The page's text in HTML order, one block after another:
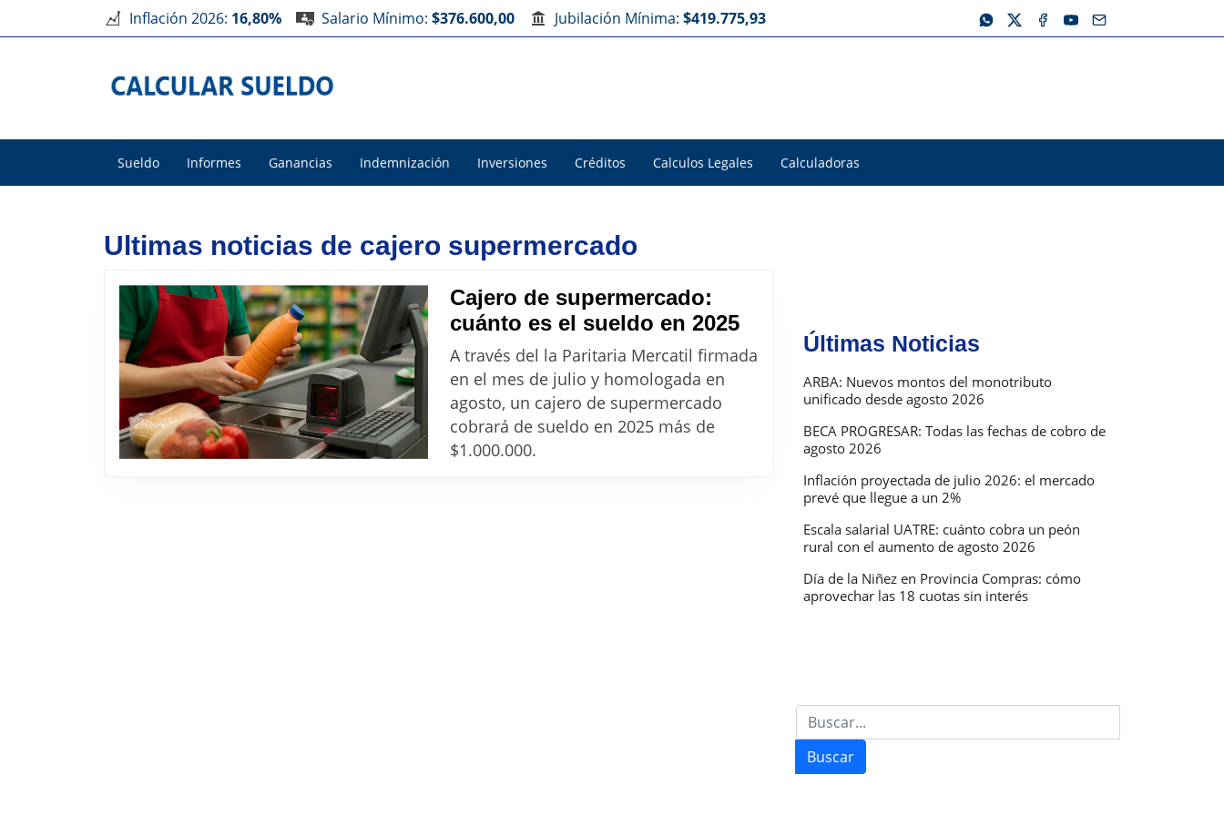
Inflación 2026: 16,80% Salario Mínimo: $376.600,00 Jubilación Mínima: $419.775,93
Sueldo Informes Ganancias Indemnización Inversiones Créditos Calculos Legales Calculadoras
Ultimas noticias de cajero supermercado
Cajero de supermercado:
cuánto es el sueldo en 2025Cajero
de
supermercado:
cuánto
sueldo
A través del la Paritaria Mercatil firmada
en el mes de julio y homologada en
agosto, un cajero de supermercado
cobrará de sueldo en 2025 más de
$1.000.000.
Últimas Noticias
ARBA: Nuevos montos del monotributo
unificado desde agosto 2026
BECA PROGRESAR: Todas las fechas de cobro de
agosto 2026
Inflación proyectada de julio 2026: el mercado
prevé que llegue a un 2%
Escala salarial UATRE: cuánto cobra un peón
rural con el aumento de agosto 2026
Día de la Niñez en Provincia Compras: cómo
aprovechar las 18 cuotas sin interés
Buscar